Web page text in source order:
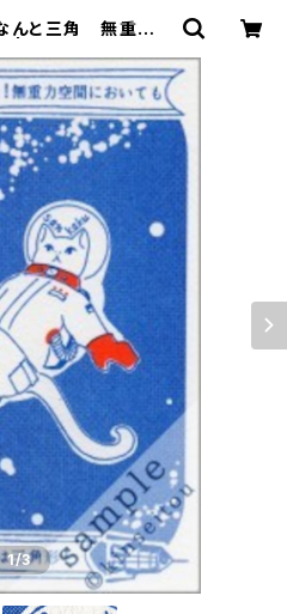
んと三角 無重力 |
1/3